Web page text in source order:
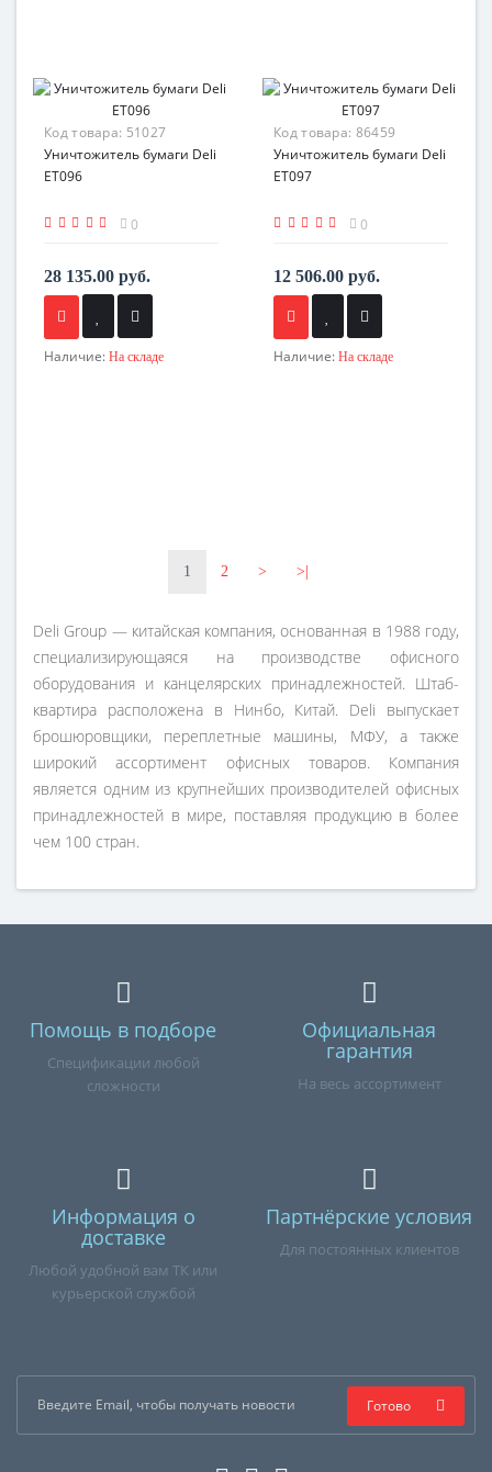
Код товара: 51027
Уничтожитель бумаги Deli
ET096
0
28 135.00 руб.
Наличие: На складе
Код товара: 86459
Уничтожитель бумаги Deli
ET097
0
12 506.00 руб.
Наличие: На складе
1 2 > >|
Deli Group — китайская компания, основанная в 1988 году,
специализирующаяся на производстве офисного
оборудования и канцелярских принадлежностей. Штаб-
квартира расположена в Нинбо, Китай. Deli выпускает
брошюровщики, переплетные машины, МФУ, а также
широкий ассортимент офисных товаров. Компания
является одним из крупнейших производителей офисных
принадлежностей в мире, поставляя продукцию в более
чем 100 стран.
Помощь в подборе
Спецификации любой
сложности
Официальная
гарантия
На весь ассортимент
Информация о
доставке
Любой удобной вам ТК или
курьерской службой
Партнёрские условия
Для постоянных клиентов
Готово